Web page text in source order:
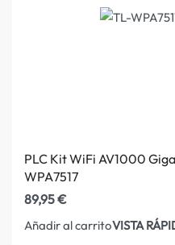
PLC Kit WiFi AV1000
WPA7517
89,95€
Añadir al carritoVISTA